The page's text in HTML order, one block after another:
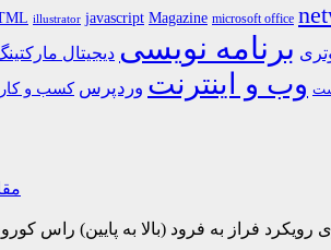
illustrator javascript Magazine microsoft office
برنامه نویسی دیجیتال
وب و اینترنت وردپرس کسب و کار
رویکرد فراز به فرود (بالا به پایین) راس